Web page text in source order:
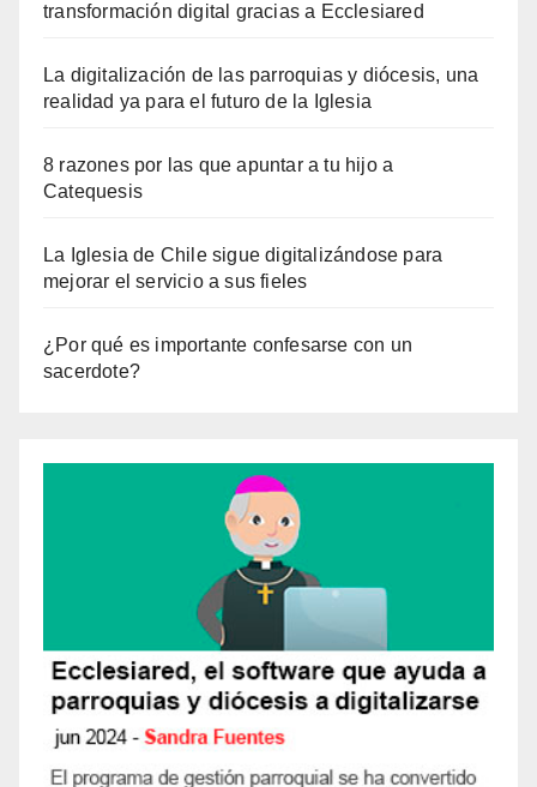
transformación digital gracias a Ecclesiared
La digitalización de las parroquias y diócesis, una
realidad ya para el futuro de la Iglesia
8 razones por las que apuntar a tu hijo a
Catequesis
La Iglesia de Chile sigue digitalizándose para
mejorar el servicio a sus fieles
¿Por qué es importante confesarse con un
sacerdote?